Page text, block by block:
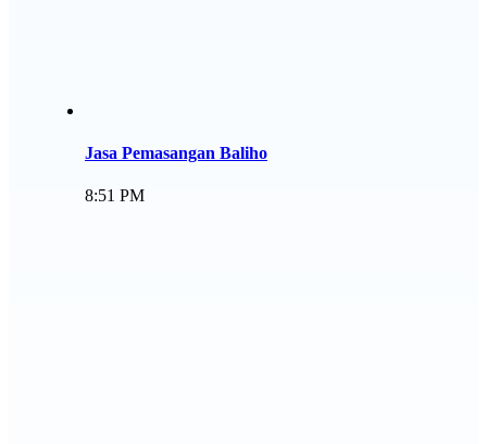
Jasa Pemasangan Baliho
8:51 PM